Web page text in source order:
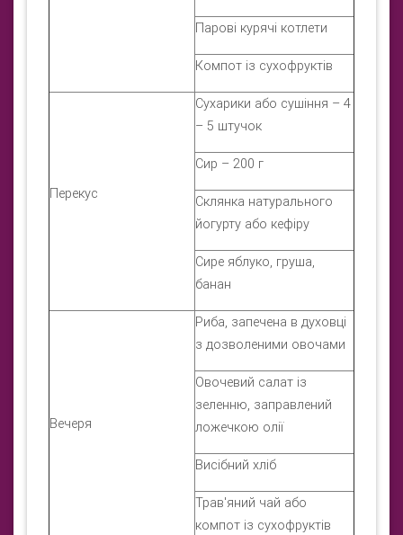
Парові курячі котлети
Компот із сухофруктів
Перекус
Сухарики або сушіння – 4
– 5 штучок
Сир – 200 г
Склянка натурального
йогурту або кефіру
Сире яблуко, груша,
банан
Вечеря
Риба, запечена в духовці
з дозволеними овочами
Овочевий салат із
зеленню, заправлений
ложечкою олії
Висібний хліб
Трав'яний чай або
компот із сухофруктів